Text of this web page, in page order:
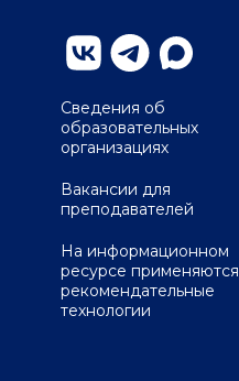
Сведения об
образовательных
организациях
Вакансии для
преподавателей
На информационном
ресурсе применяются
рекомендательные
технологии